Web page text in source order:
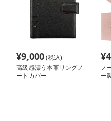
¥9,000(税込)
高級感漂う本革リングノ
ートカバー
¥
ノ
ー